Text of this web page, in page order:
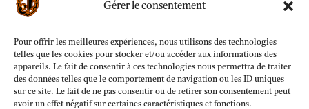
Gérer le consentement
Pour offrir les meilleures expériences, nous utilisons des technologies
telles que les cookies pour stocker et/ou accéder aux informations des
appareils. Le fait de consentir à ces technologies nous permettra de traiter
des données telles que le comportement de navigation ou les ID uniques
sur ce site. Le fait de ne pas consentir ou de retirer son consentement peut
avoir un effet négatif sur certaines caractéristiques et fonctions.
Navigation
Accueil
Boutique